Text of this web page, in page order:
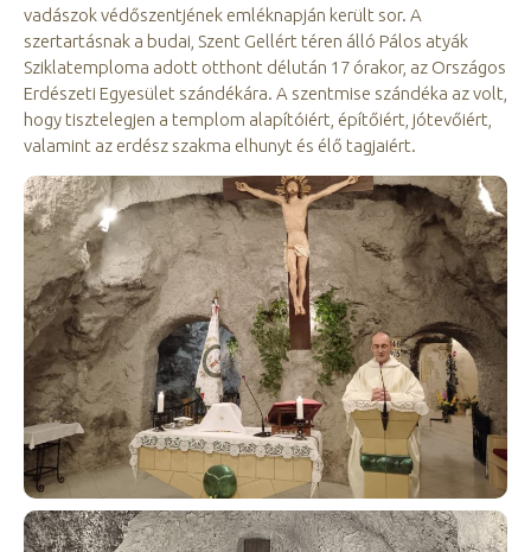
vadászok védőszentjének emléknapján került sor. A
szertartásnak a budai, Szent Gellért téren álló Pálos atyák
Sziklatemploma adott otthont délután 17 órakor, az Országos
Erdészeti Egyesület szándékára. A szentmise szándéka az volt,
hogy tisztelegjen a templom alapítóiért, építőiért, jótevőiért,
valamint az erdész szakma elhunyt és élő tagjaiért.